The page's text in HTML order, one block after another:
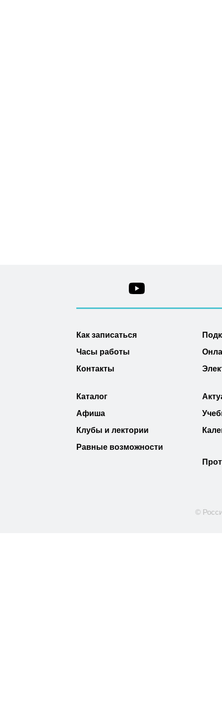
Как записаться
Часы работы
Контакты
Каталог
Афиша
Клубы и лектории
Равные возможности
©